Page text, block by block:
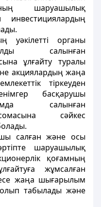
шаруашылық
инвестициялардың
уәкілетті органы
салынған
ұлғайту туралы
акциялардың жаңа
тіркеуден
басқарушы
салынған
сәйкес
салған және осы
шаруашылық
қоғамның
жұмсалған
жаңа шығарылым
табылады және